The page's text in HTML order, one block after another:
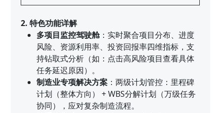
2. 特色功能详解
多项目监控驾驶舱：实时聚合项目分布、进度
风险、资源利用率、投资回报率四维指标，支
持钻取式分析（如：点击高风险项目查看具体
任务延迟原因）。
制造业专项解决方案 ：两级计划管控：里程碑
计划（整体方向） + WBS分解计划（万级任务
协同），应对复杂制造流程。